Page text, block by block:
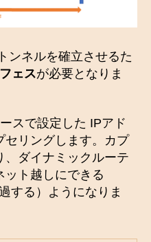
ンネルを確立させるた
ェスが必要となりま
スで設定した IPアド
セリングします。カプ
、ダイナミックルーテ
ット越しにできる
する）ようになりま